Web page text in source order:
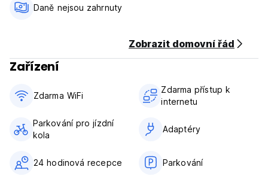
Odhlášení před 12:00
24hodinová recepce (trezor)
Žádný zákaz vycházení
original language)
Daně nejsou zahrnuty
Zobrazit domovní řád
Zařízení
Zdarma WiFi
Zdarma přístup k
internetu
Parkování pro jízdní
kola
Adaptéry
24 hodinová recepce Parkování